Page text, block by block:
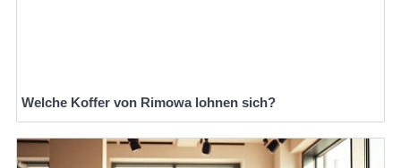
Welche Koffer von Rimowa lohnen sich?